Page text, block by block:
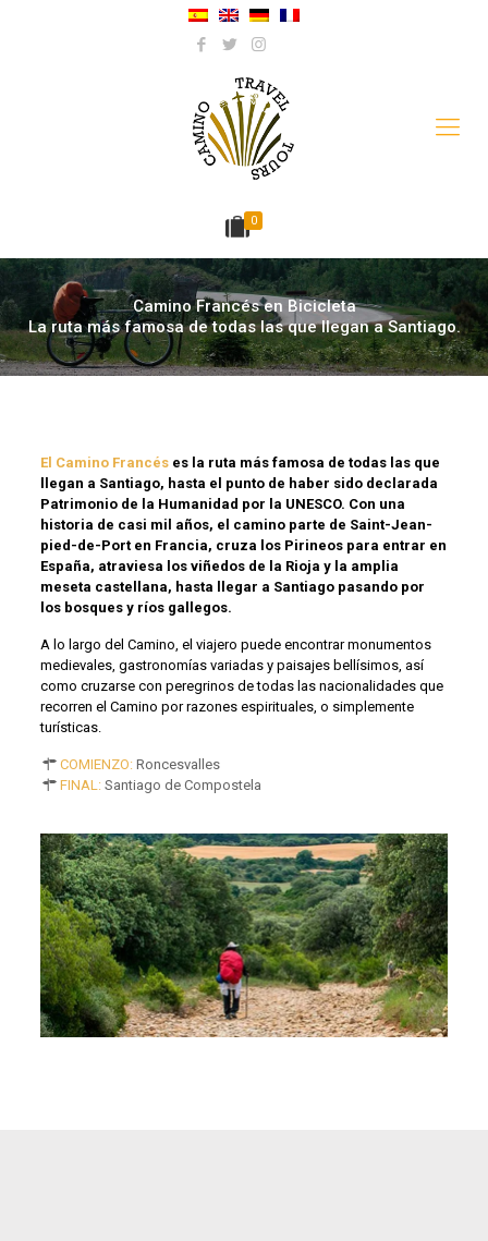
0
Camino Francés en Bicicleta
La ruta más famosa de todas las que llegan a Santiago.
El Camino Francéses la ruta más famosa de todas las que
llegan a Santiago, hasta el punto de haber sido declarada
Patrimonio de la Humanidad por la UNESCO. Con una
historia de casi mil años, el camino parte de Saint-Jean-
pied-de-Port en Francia, cruza los Pirineos para entrar en
España, atraviesa los viñedos de la Rioja y la amplia
meseta castellana, hasta llegar a Santiago pasando por
los bosques y ríos gallegos.
A lo largo del Camino, el viajero puede encontrar monumentos
medievales, gastronomías variadas y paisajes bellísimos, así
como cruzarse con peregrinos de todas las nacionalidades que
recorren el Camino por razones espirituales, o simplemente
turísticas.
COMIENZO: Roncesvalles
FINAL: Santiago de Compostela